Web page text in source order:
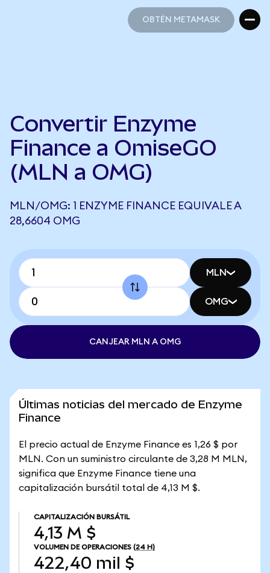
OBTÉN METAMASK
Convertir Enzyme
Finance a OmiseGO
(MLN a OMG)
MLN/OMG: 1 ENZYME FINANCE EQUIVALE A
28,6604 OMG
MLN
OMG
CANJEAR MLN A OMG
Últimas noticias del mercado de Enzyme
Finance
El precio actual de Enzyme Finance es 1,26 $ por
MLN. Con un suministro circulante de 3,28 M MLN,
significa que Enzyme Finance tiene una
capitalización bursátil total de 4,13 M $.
CAPITALIZACIÓN BURSÁTIL
4,13 M $
VOLUMEN DE OPERACIONES (24 H)
422,40 mil $